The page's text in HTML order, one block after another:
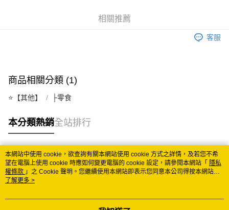
每筆NT$60
付款後全家取貨
每筆NT$60
7-11取貨付款
每筆NT$60
每筆NT$60
相關推薦
客服
商品相關分類 (1)
⭐️【其他】 ├零食
本分類熱銷全站排行
熱門標籤
本網站中使用 cookie，欲查詢有關本網站使用 cookie 方式之詳情，及若您不希
望在電腦上使用 cookie 時應如何變更電腦的 cookie 設定，請參閱本網站「 隱私
權條款 」之 Cookie 聲明。您繼續使用本網站即表示您同意本公司得按本網站使
用條款之 Cookie 聲明使用 cookie。
了解更多 >